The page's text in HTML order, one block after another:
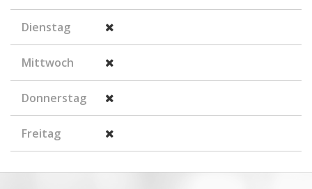
Dienstag
Mittwoch
Donnerstag
Freitag